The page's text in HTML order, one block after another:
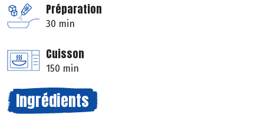
Préparation
30 min
Cuisson
150 min
Ingrédients